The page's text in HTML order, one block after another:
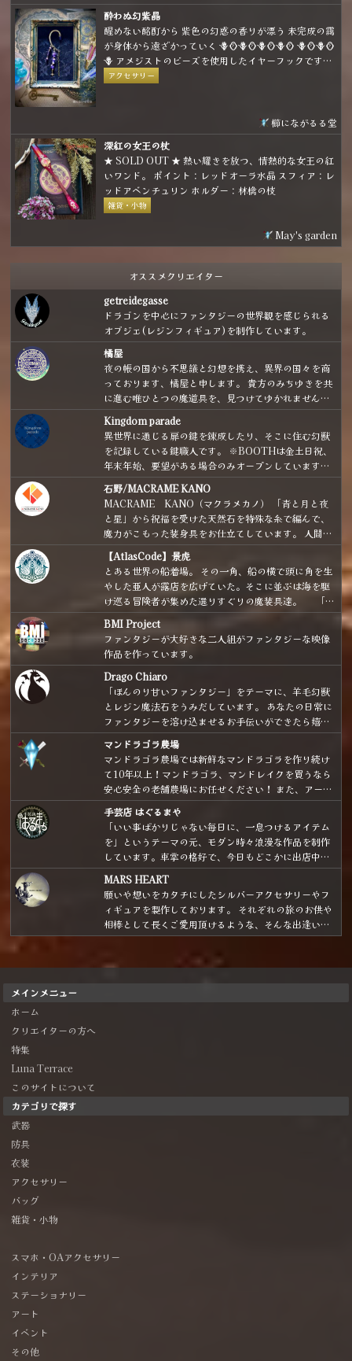
酔わぬ幻紫晶
醒めない酩酊から 紫色の幻惑の香りが漂う 未完成の靄
が身体から遠ざかっていく 🪻🪞🪻🪞🪻🪞🪻🪞 🪻🪞🪻🪞
🪻 アメジストのビーズを使用したイヤーフックです。
パープルとゴールドの組み合わせで煌びやかな雰囲気
アクセサリー
櫛にながるる堂
深紅の女王の杖
★ SOLD OUT ★ 熱い耀きを放つ、情熱的な女王の紅
いワンド。 ポイント：レッドオーラ水晶 スフィア：レ
ッドアベンチュリン ホルダー：林檎の枝
雑貨・小物
May's garden
オススメクリエイター
getreidegasse
ドラゴンを中心にファンタジーの世界観を感じられる
オブジェ(レジンフィギュア)を制作しています。
橘屋
夜の帳の国から不思議と幻想を携え、異界の国々を商
っております、橘屋と申します。 貴方のみちゆきを共
に進む唯ひとつの魔道具を、見つけてゆかれません
か。
Kingdom parade
異世界に通じる扉の鍵を錬成したり、そこに住む幻獣
を記録している鍵職人です。 ※BOOTHは金土日祝、
年末年始、要望がある場合のみオープンしています。
※実店舗に委託している作品も掲載しています。
石野/MACRAME KANO
MACRAME KANO（マクラメカノ） 「青と月と夜
と星」から祝福を受けた天然石を特殊な糸で編んで、
魔力がこもった装身具をお仕立てしています。 人間界
で隠れ魔女・魔法使いとして生活している方へ向け
て、普通の人がパッと見て「魔法使いだ」と分かりに
くいような、魔女さん、魔法使いさんのための装身具
をお届けしております。日常使いしやすいカジュアル
シンプルなデザインがメインです。 お家でぼっちアフ
タヌーンティーが趣味です。赤い屋根の海の見える高
台にアトリエを構えるのが夢です。 （補足：店主、ポ
ポクロ、FF6、クロノ、テイルズ、ドラクエで育ちま
した。）
【AtlasCode】景虎
とある世界の船着場。 その一角、船の横で頭に角を生
やした亜人が露店を広げていた。そこに並ぶは海を駆
け巡る冒険者が集めた選りすぐりの魔装具達。 「や
ぁやぁいらっしゃい！ 船長が集めた道具、ちょっと癖
が強いものもあるけど、ぜひ見ていってよ！ 道具の方
から気に入られちゃったらごめんね！！」
BMI Project
ファンタジーが大好きな二人組がファンタジーな映像
作品を作っています。
Drago Chiaro
「ほんのり甘いファンタジー」をテーマに、羊毛幻獣
とレジン魔法石をうみだしています。 あなたの日常に
ファンタジーを溶け込ませるお手伝いができたら嬉し
いです。
マンドラゴラ農場
マンドラゴラ農場では新鮮なマンドラゴラを作り続け
て10年以上！マンドラゴラ、マンドレイクを買うなら
安心安全の老舗農場にお任せください！ また、アート
ドールや魔法の小瓶など様々な魔法雑貨も取り扱いあ
り。よろしくおねがいします。
手芸店 はぐるまや
「いい事ばかりじゃない毎日に、一息つけるアイテム
を」というテーマの元、モダン時々浪漫な作品を制作
しています。車掌の格好で、今日もどこかに出店中。
気分は「銀河鉄道を駆り、星々をめぐりながら商いを
する魔法雑貨商」です。
MARS HEART
願いや想いをカタチにしたシルバーアクセサリーやフ
ィギュアを製作しております。 それぞれの旅のお供や
相棒として長くご愛用頂けるような、そんな出逢いと
なれたら嬉しいです！
メインメニュー
ホーム
クリエイターの方へ
特集
Luna Terrace
このサイトについて
カテゴリで探す
武器
防具
衣装
アクセサリー
バッグ
雑貨・小物
スマホ・OAアクセサリー
インテリア
ステーショナリー
アート
イベント
その他